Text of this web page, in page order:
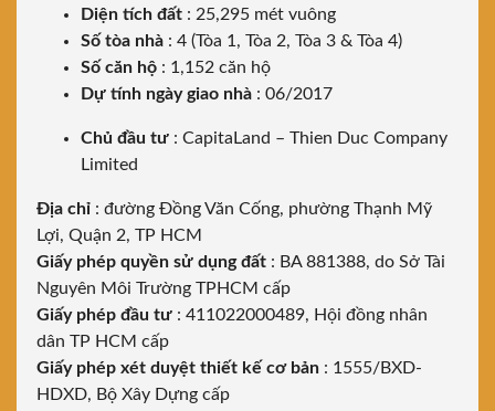
Diện tích đất : 25,295 mét vuông
Số tòa nhà : 4 (Tòa 1, Tòa 2, Tòa 3 & Tòa 4)
Số căn hộ : 1,152 căn hộ
Dự tính ngày giao nhà : 06/2017
Chủ đầu tư : CapitaLand – Thien Duc Company
Limited
Địa chỉ : đường Đồng Văn Cống, phường Thạnh Mỹ
Lợi, Quận 2, TP HCM
Giấy phép quyền sử dụng đất : BA 881388, do Sở Tài
Nguyên Môi Trường TPHCM cấp
Giấy phép đầu tư : 411022000489, Hội đồng nhân
dân TP HCM cấp
Giấy phép xét duyệt thiết kế cơ bản : 1555/BXD-
HDXD, Bộ Xây Dựng cấp